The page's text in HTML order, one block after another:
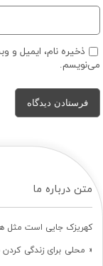
ذخیره نام، ایمیل و
می‌نویسم.
متن درباره ما
کهریزک جایی است مثل
« محلی برای زندگی